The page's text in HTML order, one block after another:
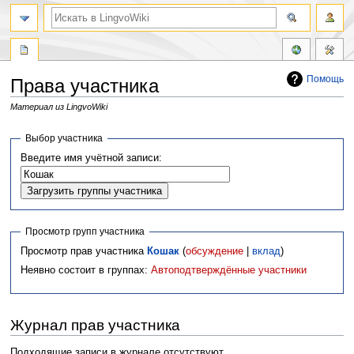
Помощь
Права участника
Материал из LingvoWiki
Перейти
навигации
Перейти
поиску
Выбор участника
Введите имя учётной записи:
Просмотр групп участника
Просмотр прав участника Кошак (обсуждение |вклад)
Неявно состоит в группах:Автоподтверждённые участники
Журнал прав участника